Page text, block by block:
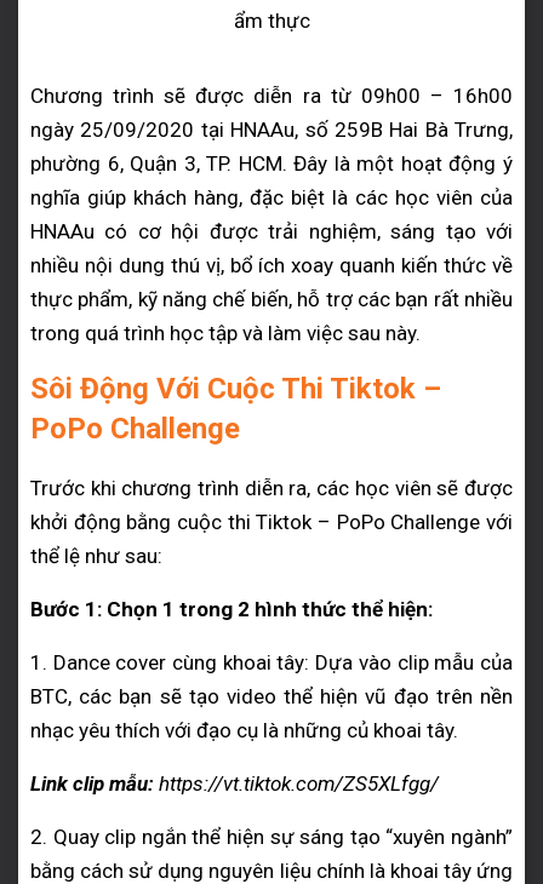
ẩm thực
Chương trình sẽ được diễn ra từ 09h00 – 16h00
ngày 25/09/2020 tại HNAAu, số 259B Hai Bà Trưng,
phường 6, Quận 3, TP. HCM. Đây là một hoạt động ý
nghĩa giúp khách hàng, đặc biệt là các học viên của
HNAAu có cơ hội được trải nghiệm, sáng tạo với
nhiều nội dung thú vị, bổ ích xoay quanh kiến thức về
thực phẩm, kỹ năng chế biến, hỗ trợ các bạn rất nhiều
trong quá trình học tập và làm việc sau này.
Sôi Động Với Cuộc Thi Tiktok –
PoPo Challenge
Trước khi chương trình diễn ra, các học viên sẽ được
khởi động bằng cuộc thi Tiktok – PoPo Challenge với
thể lệ như sau:
Bước 1: Chọn 1 trong 2 hình thức thể hiện:
1. Dance cover cùng khoai tây: Dựa vào clip mẫu của
BTC, các bạn sẽ tạo video thể hiện vũ đạo trên nền
nhạc yêu thích với đạo cụ là những củ khoai tây.
Link clip mẫu: https://vt.tiktok.com/ZS5XLfgg/
2. Quay clip ngắn thể hiện sự sáng tạo “xuyên ngành”
bằng cách sử dụng nguyên liệu chính là khoai tây ứng